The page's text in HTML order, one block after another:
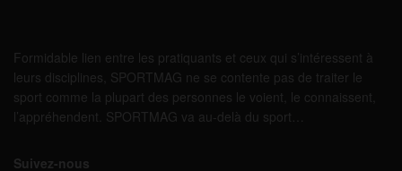
Formidable lien entre les pratiquants et ceux qui s’intéressent à
leurs disciplines, SPORTMAG ne se contente pas de traiter le
sport comme la plupart des personnes le voient, le connaissent,
l’appréhendent. SPORTMAG va au-delà du sport…
Suivez-nous